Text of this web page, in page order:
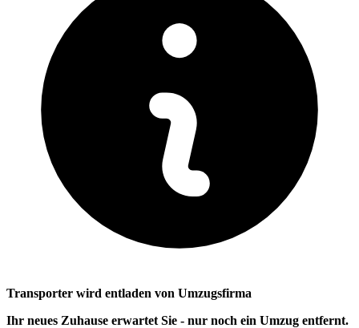
Transporter wird entladen von Umzugsfirma
Ihr neues Zuhause erwartet Sie - nur noch ein Umzug entfernt.